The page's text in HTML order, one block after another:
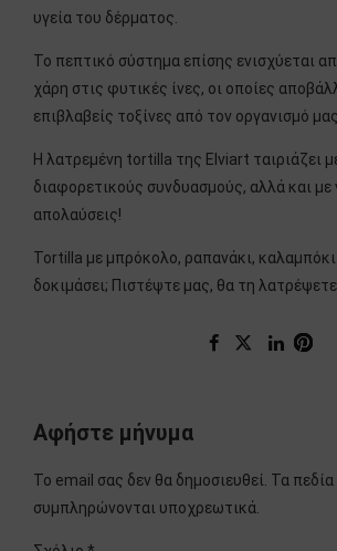
υγεία του δέρματος.
Το πεπτικό σύστημα επίσης ενισχύεται
χάρη στις φυτικές ίνες, οι οποίες
επιβλαβείς τοξίνες από τον οργανισμό μας.
Η λατρεμένη tortilla της Elviart ταιριάζει
διαφορετικούς συνδυασμούς, αλλά και
απολαύσεις!
Tortilla με μπρόκολο, ραπανάκι,
δοκιμάσει; Πιστέψτε μας, θα τη
Αφήστε μήνυμα
Το email σας δεν θα δημοσιευθεί. Τα πεδία
συμπληρώνονται υποχρεωτικά.